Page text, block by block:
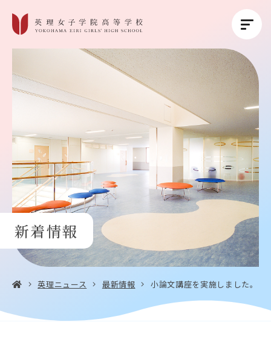
英理女子学院について
英理女子学院の教育
コース紹介
学校生活
進路・進学
受験生の方へ
新着情報
英理ニュース 最新情報 小論文講座を実施しました。